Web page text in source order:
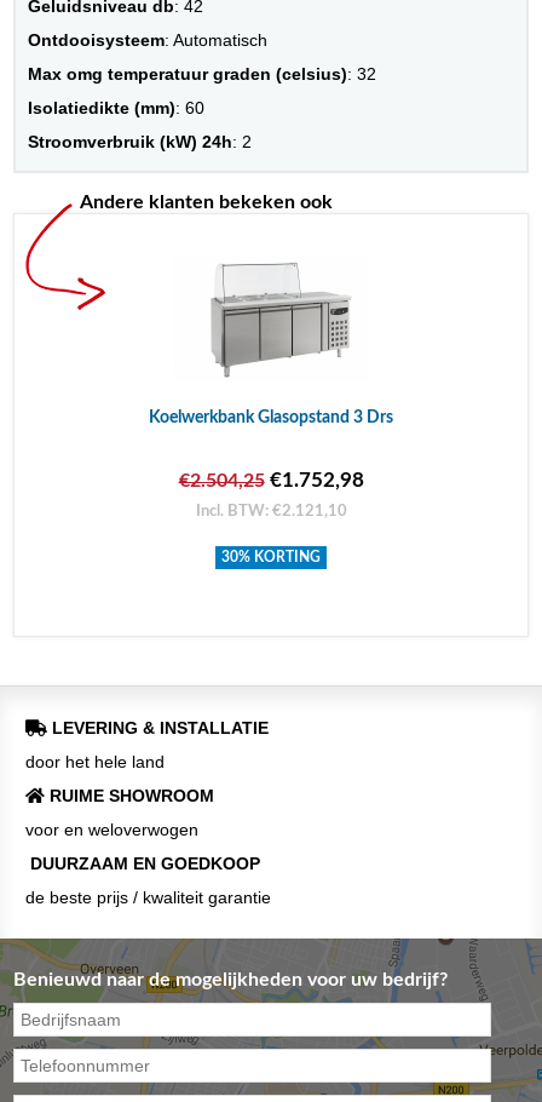
Geluidsniveau db: 42
Ontdooisysteem: Automatisch
Max omg temperatuur graden (celsius): 32
Isolatiedikte (mm): 60
Stroomverbruik (kW) 24h: 2
Andere klanten bekeken ook
Koelwerkbank Glasopstand 3 Drs
€2.504,25€1.752,98
Incl. BTW: €2.121,10
30% KORTING
LEVERING & INSTALLATIE
door het hele land
RUIME SHOWROOM
voor en weloverwogen
DUURZAAM EN GOEDKOOP
de beste prijs / kwaliteit garantie
Benieuwd naar de mogelijkheden voor uw bedrijf?